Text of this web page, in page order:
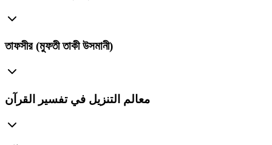
তাফসীর (মুফতী তাকী উসমানী)
معالم التنزيل في تفسير القرآن